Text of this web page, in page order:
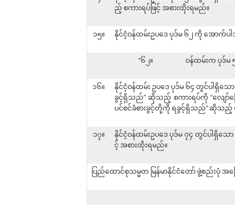
ည့် စကားရပ်ဖြင့် အစားထိုးရမည်။
၁၅။ နိုင်ငံ့ဝန်ထမ်းဥပဒေ ပုဒ်မ ၆၂ ကို အောက်ပ
“၆၂။ ဝန်ထမ်းက ပုဒ်မ
၁၆။
နိုင်ငံ့ဝန်ထမ်း ဥပဒေ ပုဒ်မ ၆၄ တွင်ပါရှိသေ
ခွင့်ရှိသည်” ဆိုသည့် စကားရပ်ကို “လျော်ကြေ
ပင်စင်ခံစားခွင့်တို့ကို ရခွင့်ရှိသည်” ဆိုသည့် စ
၁၇။
နိုင်ငံ့ဝန်ထမ်းဥပဒေ ပုဒ်မ ၇၄ တွင်ပါရှိ
င့် အစားထိုးရမည်။
ပြည်ထောင်စုသမ္မတ မြန်မာနိုင်ငံတော် ဖွဲ့စည်းပုံ